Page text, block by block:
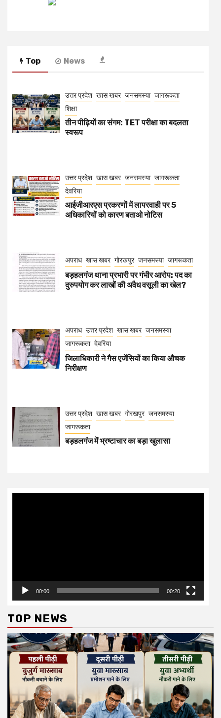
Top News
उत्तर प्रदेश खास खबर जनसमस्या जागरूकता
शिक्षा
तीन पीढ़ियों का संगम: TET परीक्षा का बदलता
स्वरूप
उत्तर प्रदेश खास खबर जनसमस्या जागरूकता
देवरिया
आईजीआरएस प्रकरणों में लापरवाही पर 5
अधिकारियों को कारण बताओ नोटिस
अपराध खास खबर गोरखपुर जनसमस्या जागरूकता
बड़हलगंज थाना प्रभारी पर गंभीर आरोप: पद का
दुरुपयोग कर लाखों की अवैध वसूली का खेल?
अपराध उत्तर प्रदेश खास खबर जनसमस्या
जागरूकता देवरिया
जिलाधिकारी ने गैस एजेंसियों का किया औचक
निरीक्षण
उत्तर प्रदेश खास खबर गोरखपुर जनसमस्या
जागरूकता
बड़हलगंज में भ्रष्टाचार का बड़ा खुलासा
00:00 00:20
TOP NEWS